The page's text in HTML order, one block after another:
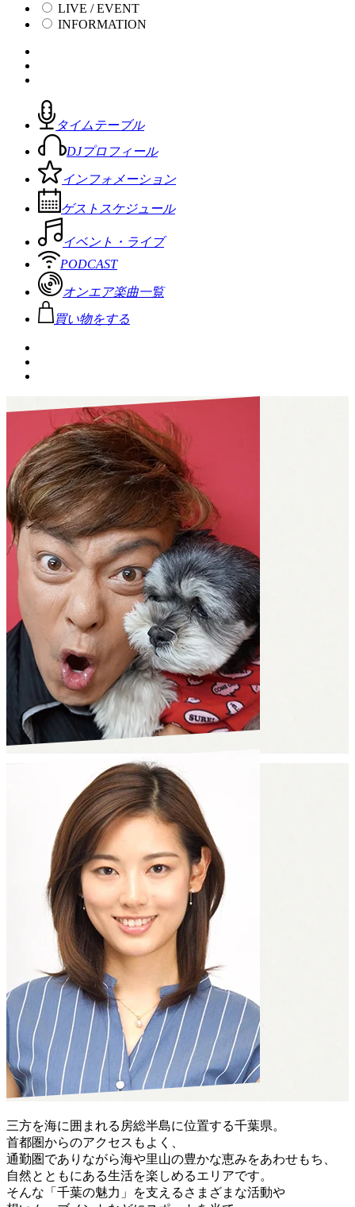
LIVE / EVENT
INFORMATION
タイムテーブル
DJプロフィール
インフォメーション
ゲストスケジュール
イベント・ライブ
PODCAST
オンエア楽曲一覧
買い物をする
三方を海に囲まれる房総半島に位置する千葉県。
首都圏からのアクセスもよく、
通勤圏でありながら海や里山の豊かな恵みをあわせもち、
自然とともにある生活を楽しめるエリアです。
そんな「千葉の魅力」を支えるさまざまな活動や